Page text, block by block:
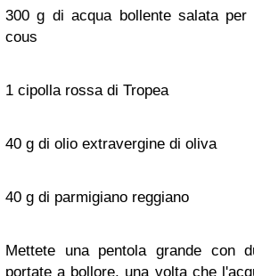
300 g di acqua bollente salata
cous
1 cipolla rossa di Tropea
40 g di olio extravergine di oliva
40 g di parmigiano reggiano
Mettete una pentola grande con
portate a bollore, una volta che